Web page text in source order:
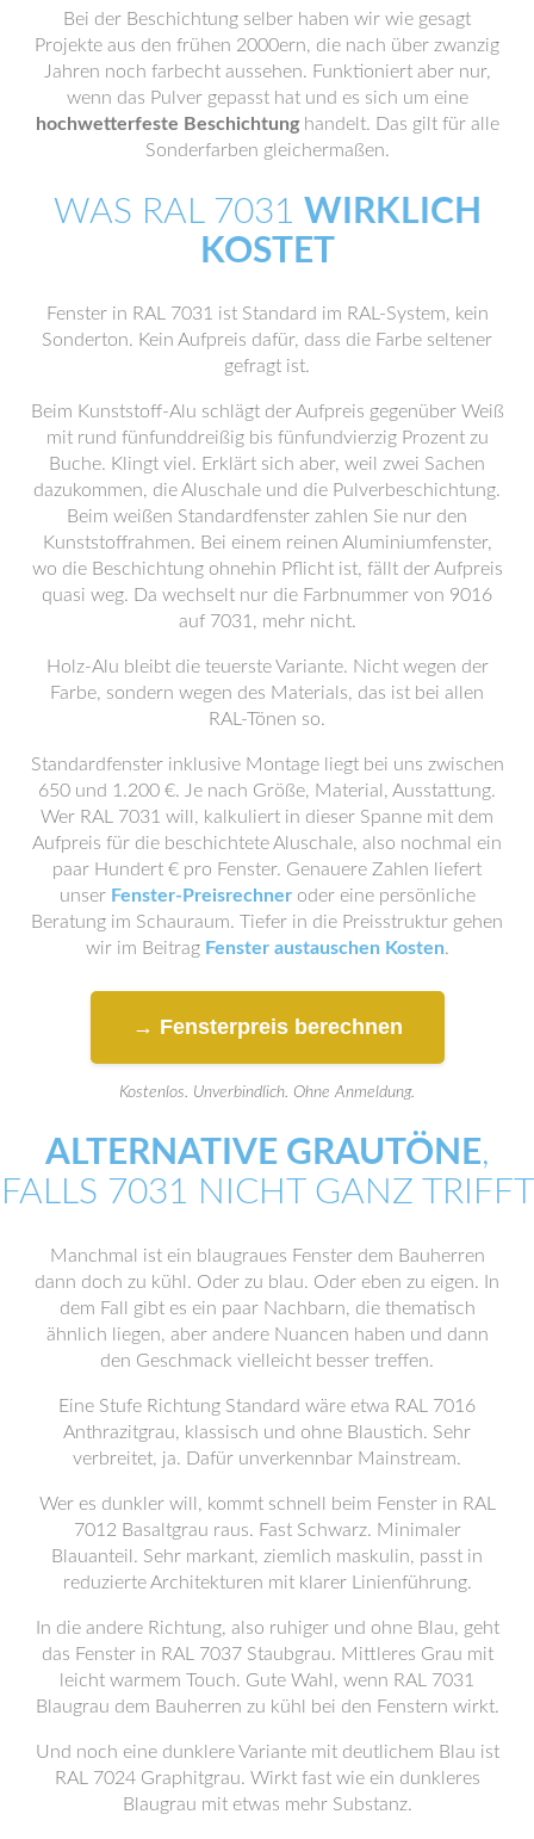
Bei der Beschichtung selber haben wir wie gesagt
Projekte aus den frühen 2000ern, die nach über zwanzig
Jahren noch farbecht aussehen. Funktioniert aber nur,
wenn das Pulver gepasst hat und es sich um eine
hochwetterfeste Beschichtunghandelt. Das gilt für alle
Sonderfarben gleichermaßen.
WAS RAL 7031 WIRKLICH
KOSTET
Fenster in RAL 7031 ist Standard im RAL-System, kein
Sonderton. Kein Aufpreis dafür, dass die Farbe seltener
gefragt ist.
Beim Kunststoff-Alu schlägt der Aufpreis gegenüber Weiß
mit rund fünfunddreißig bis fünfundvierzig Prozent zu
Buche. Klingt viel. Erklärt sich aber, weil zwei Sachen
dazukommen, die Aluschale und die Pulverbeschichtung.
Beim weißen Standardfenster zahlen Sie nur den
Kunststoffrahmen. Bei einem reinen Aluminiumfenster,
wo die Beschichtung ohnehin Pflicht ist, fällt der Aufpreis
quasi weg. Da wechselt nur die Farbnummer von 9016
auf 7031, mehr nicht.
Holz-Alu bleibt die teuerste Variante. Nicht wegen der
Farbe, sondern wegen des Materials, das ist bei allen
RAL-Tönen so.
Standardfenster inklusive Montage liegt bei uns zwischen
650 und 1.200 €. Je nach Größe, Material, Ausstattung.
Wer RAL 7031 will, kalkuliert in dieser Spanne mit dem
Aufpreis für die beschichtete Aluschale, also nochmal ein
paar Hundert € pro Fenster. Genauere Zahlen liefert
unser Fenster-Preisrechneroder eine persönliche
Beratung im Schauraum. Tiefer in die Preisstruktur gehen
wir im Beitrag Fenster austauschen Kosten.
→ Fensterpreis berechnen
Kostenlos. Unverbindlich. Ohne Anmeldung.
ALTERNATIVE GRAUTÖNE,
FALLS 7031 NICHT GANZ TRIFFT
Manchmal ist ein blaugraues Fenster dem Bauherren
dann doch zu kühl. Oder zu blau. Oder eben zu eigen. In
dem Fall gibt es ein paar Nachbarn, die thematisch
ähnlich liegen, aber andere Nuancen haben und dann
den Geschmack vielleicht besser treffen.
Eine Stufe Richtung Standard wäre etwa RAL 7016
Anthrazitgrau, klassisch und ohne Blaustich. Sehr
verbreitet, ja. Dafür unverkennbar Mainstream.
Wer es dunkler will, kommt schnell beim Fenster in RAL
7012 Basaltgrau raus. Fast Schwarz. Minimaler
Blauanteil. Sehr markant, ziemlich maskulin, passt in
reduzierte Architekturen mit klarer Linienführung.
In die andere Richtung, also ruhiger und ohne Blau, geht
das Fenster in RAL 7037 Staubgrau. Mittleres Grau mit
leicht warmem Touch. Gute Wahl, wenn RAL 7031
Blaugrau dem Bauherren zu kühl bei den Fenstern wirkt.
Und noch eine dunklere Variante mit deutlichem Blau ist
RAL 7024 Graphitgrau. Wirkt fast wie ein dunkleres
Blaugrau mit etwas mehr Substanz.